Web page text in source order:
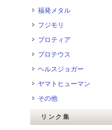
福発メタル
フジモリ
プロティア
プロテウス
ヘルスジョガー
ヤマトヒューマン
その他
リンク集